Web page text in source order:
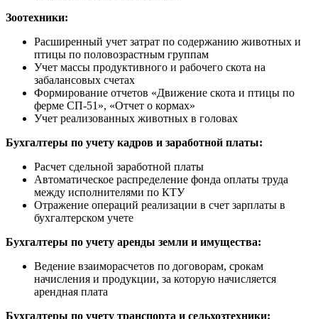
Зоотехники:
Расширенный учет затрат по содержанию животных и
птицы по половозрастным группам
Учет массы продуктивного и рабочего скота на
забалансовых счетах
Формирование отчетов «Движение скота и птицы по
ферме СП-51», «Отчет о кормах»
Учет реализованных животных в головах
Бухгалтеры по учету кадров и заработной платы:
Расчет сдельной заработной платы
Автоматическое распределение фонда оплаты труда
между исполнителями по КТУ
Отражение операций реализации в счет зарплаты в
бухгалтерском учете
Бухгалтеры по учету аренды земли и имущества:
Ведение взаиморасчетов по договорам, срокам
начисления и продукции, за которую начисляется
арендная плата
Бухгалтеры по учету транспорта и сельхозтехники: